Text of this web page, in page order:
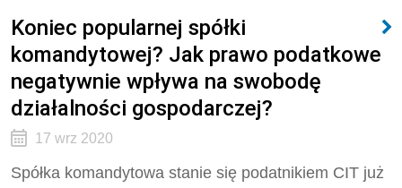
Koniec popularnej spółki
komandytowej? Jak prawo podatkowe
negatywnie wpływa na swobodę
działalności gospodarczej?
17 wrz 2020
Spółka komandytowa stanie się podatnikiem CIT już